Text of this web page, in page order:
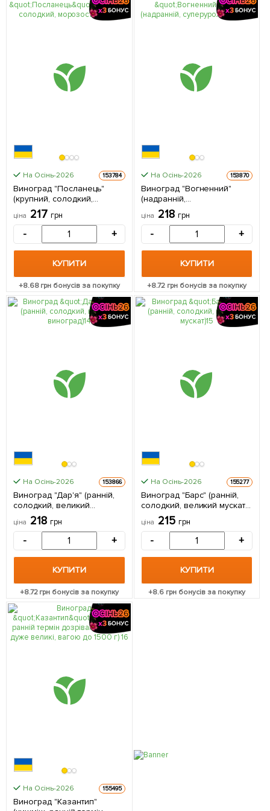
На Осінь-2026 153784
Виноград "Посланець"
(крупний, солодкий,
морозостійкий) 1
саджанець в упаковці
ціна 217 грн
- +
КУПИТИ
+8.68грн бонусів за покупку
На Осінь-2026 153870
Виноград "Вогненний"
(надранній,
суперурожайний) 1
саджанець в упаковці
ціна 218 грн
- +
КУПИТИ
+8.72 грн бонусів за покупку
На Осінь-2026 153866
Виноград "Дар'я" (ранній,
солодкий, великий
виноград) 1 саджанець в
упаковці
ціна 218 грн
- +
КУПИТИ
+8.72грн бонусів за покупку
На Осінь-2026 155277
Виноград "Барс" (ранній,
солодкий, великий мускат)
1 саджанець в упаковці
ціна 215 грн
- +
КУПИТИ
+8.6 грн бонусів за покупку
На Осінь-2026 155495
Виноград "Казантип"